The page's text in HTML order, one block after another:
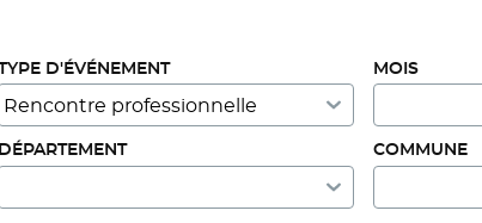
D'ÉVÉNEMENT MOIS
DÉPARTEMENT COMMUNE